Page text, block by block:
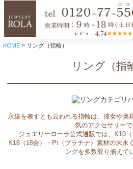
レビュー4.74
HOME リング（指輪）
リング（指
永遠を表すとも云われる指輪は、彼女や奥
気のアクセサリーで
ジュエリーローラ公式通販では、K10
K18（18金）・Pt（プラチナ）素材の末永
ングを多数取り揃えて